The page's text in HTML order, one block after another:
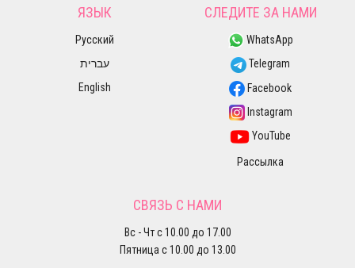
ЯЗЫК
Русский
עברית
English
СЛЕДИТЕ ЗА НАМИ
WhatsApp
Telegram
Facebook
Instagram
YouTube
Рассылка
СВЯЗЬ С НАМИ
Вс - Чт с 10.00 до 17.00
Пятница с 10.00 до 13.00